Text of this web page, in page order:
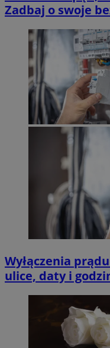
Zadbaj o swoje
Wyłączenia
ulice, daty i